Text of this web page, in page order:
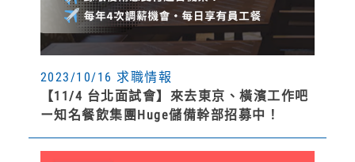
2023/10/16 求職情報
【11/4 台北面試會】來去東京、橫濱工作吧
ー知名餐飲集團Huge儲備幹部招募中！